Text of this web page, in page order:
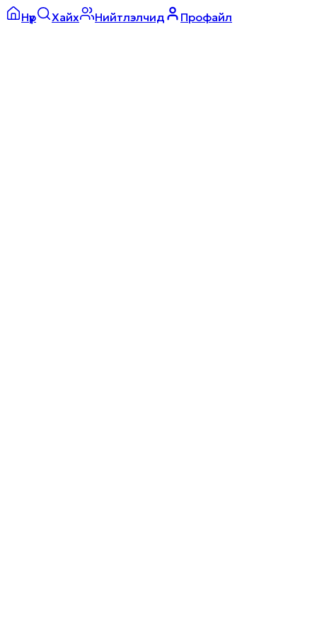
Нүүр Хайх Нийтлэлчид Профайл